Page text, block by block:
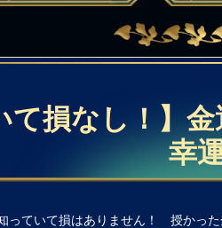
て損なし！】
幸
ていて損はありません！ 授かった